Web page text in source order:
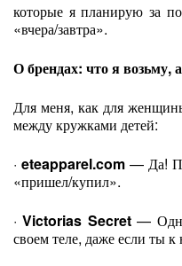
которые я планирую за
«вчера/завтра».
О брендах: что я возьму,
Для меня, как для
между кружками детей:
·eteapparel.com — Да!
«пришел/купил».
·Victorias Secret—
своем теле, даже если ты к